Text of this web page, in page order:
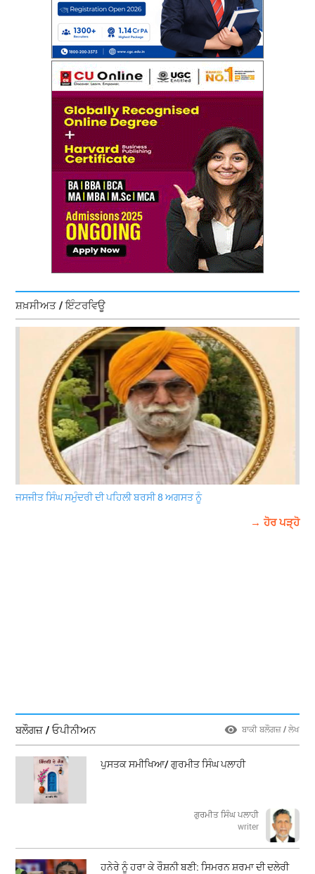
ਸ਼ਖ਼ਸੀਅਤ / ਇੰਟਰਵਿਊ
ਜਸਜੀਤ ਸਿੰਘ ਸਮੁੰਦਰੀ ਦੀ ਪਹਿਲੀ ਬਰਸੀ 8 ਅਗਸਤ ਨੂੰ
→ ਹੋਰ ਪੜ੍ਹੋ
ਬਲੌਗਜ਼ / ਓਪੀਨੀਅਨ ਬਾਕੀ ਬਲੌਗਜ਼ / ਲੇਖ
ਪੁਸਤਕ ਸਮੀਖਿਆ/ ਗੁਰਮੀਤ ਸਿੰਘ ਪਲਾਹੀ
ਗੁਰਮੀਤ ਸਿੰਘ ਪਲਾਹੀ
writer
ਹਨੇਰੇ ਨੂੰ ਹਰਾ ਕੇ ਰੌਸ਼ਨੀ ਬਣੀ: ਸਿਮਰਨ ਸ਼ਰਮਾ ਦੀ ਦਲੇਰੀ